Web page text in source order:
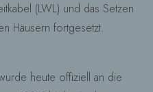
(LWL) und das Setzen
Häusern fortgesetzt.
heute offiziell an die